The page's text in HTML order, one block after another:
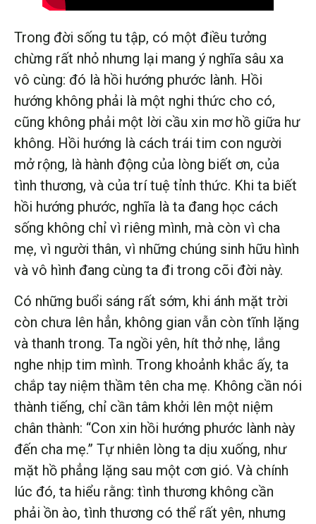
Trong đời sống tu tập, có một điều tưởng
chừng rất nhỏ nhưng lại mang ý nghĩa sâu xa
vô cùng: đó là hồi hướng phước lành. Hồi
hướng không phải là một nghi thức cho có,
cũng không phải một lời cầu xin mơ hồ giữa hư
không. Hồi hướng là cách trái tim con người
mở rộng, là hành động của lòng biết ơn, của
tình thương, và của trí tuệ tỉnh thức. Khi ta biết
hồi hướng phước, nghĩa là ta đang học cách
sống không chỉ vì riêng mình, mà còn vì cha
mẹ, vì người thân, vì những chúng sinh hữu hình
và vô hình đang cùng ta đi trong cõi đời này.
Có những buổi sáng rất sớm, khi ánh mặt trời
còn chưa lên hẳn, không gian vẫn còn tĩnh lặng
và thanh trong. Ta ngồi yên, hít thở nhẹ, lắng
nghe nhịp tim mình. Trong khoảnh khắc ấy, ta
chắp tay niệm thầm tên cha mẹ. Không cần nói
thành tiếng, chỉ cần tâm khởi lên một niệm
chân thành: “Con xin hồi hướng phước lành này
đến cha mẹ.” Tự nhiên lòng ta dịu xuống, như
mặt hồ phẳng lặng sau một cơn gió. Và chính
lúc đó, ta hiểu rằng: tình thương không cần
phải ồn ào, tình thương có thể rất yên, nhưng